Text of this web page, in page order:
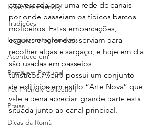
Lojas Pet Friendly
Tradições
Lugares instagramáveis
Acontece em
Romã em Portugal
Pet Friendly Collection
Praias
Dicas da Romã
atravessada por uma rede de canais
por onde passeiam os típicos barcos
moliceiros. Estas embarcações,
esguias e coloridas, serviam para
recolher algas e sargaço, e hoje em dia
são usadas em passeios
turísticos.Aveiro possui um conjunto
de edifícios em estilo “Arte Nova” que
vale a pena apreciar, grande parte está
situada junto ao canal principal.